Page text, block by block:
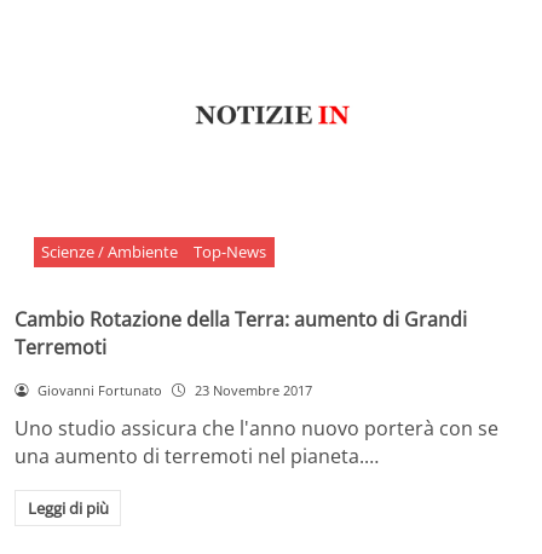
Scienze / Ambiente Top-News
Cambio Rotazione della Terra: aumento di Grandi
Terremoti
Giovanni Fortunato 23 Novembre 2017
Uno studio assicura che l'anno nuovo porterà con se
una aumento di terremoti nel pianeta.…
Leggi di più